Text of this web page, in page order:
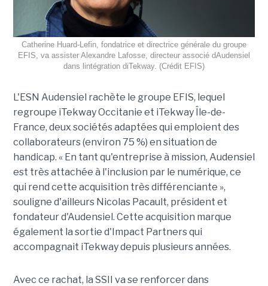
Catherine Huard-Lefin, fondatrice et directrice générale du groupe
EFIS, va assister Alexandre Lafosse, directeur associé dAudensiel
dans lintégration diTekway. (Crédit EFIS)
L'ESN Audensiel rachète le groupe EFIS, lequel
regroupe iTekway Occitanie et iTekway Île-de-
France, deux sociétés adaptées qui emploient des
collaborateurs (environ 75 %) en situation de
handicap. « En tant qu'entreprise à mission, Audensiel
est très attachée à l'inclusion par le numérique, ce
qui rend cette acquisition très différenciante »,
souligne d'ailleurs Nicolas Pacault, président et
fondateur d'Audensiel. Cette acquisition marque
également la sortie d'Impact Partners qui
accompagnait iTekway depuis plusieurs années.
Avec ce rachat, la SSII va se renforcer dans